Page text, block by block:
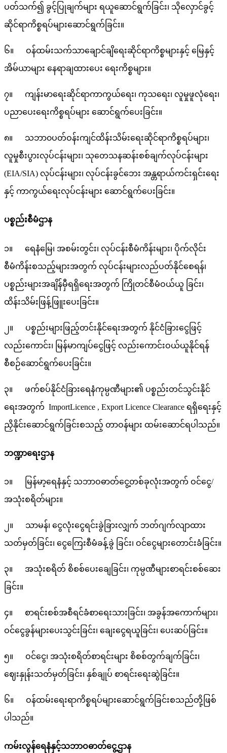
ပတ်သက်၍ ခွင့်ပြုချက်များ ရယူဆောင်ရွက်ခြင်း၊ သိုလှောင်ခွင့်
ဆိုင်ရာကိစ္စရပ်များဆောင်ရွက်ခြင်း။
၆။ ဝန်ထမ်းသက်သာချောင်ချိရေးဆိုင်ရာကိစ္စများနှင့် မြေနှင့်
အိမ်ယာများ နေရာချထားပေး ရေးကိစ္စများ။
၇။ ကျန်းမာရေးဆိုင်ရာကာကွယ်ရေး၊ ကုသရေး၊ လူမှုဖူလုံရေး၊
ပညာပေးရေးကိစ္စရပ်များ ဆောင်ရွက်ပေးခြင်း။
၈။ သဘာ၀ပတ်ဝန်းကျင်ထိန်းသိမ်းရေးဆိုင်ရာကိစ္စရပ်များ၊
လူမှုစီးပွားလုပ်ငန်းများ၊ သုတေသနဆန်းစစ်ချက်လုပ်ငန်းများ
(EIA/SIA) လုပ်ငန်းများ၊ လုပ်ငန်းခွင်ဘေး အန္တရာယ်ကင်းရှင်းရေး
နှင့် ကာကွယ်ရေးလုပ်ငန်းများ ဆောင်ရွက်ပေးခြင်း။
ပစ္စည်းစီမံဌာန
၁။ ရေနံမြေ၊ အစမ်းတွင်း၊ လုပ်ငန်းစီမံကိန်းများ၊ ပိုက်လိုင်း
စီမံကိန်းစသည့်များအတွက် လုပ်ငန်းများလည်ပတ်နိုင်စေရန်၊
ပစ္စည်းများအချိန်မှီရရှိရေးအတွက် ကြိုတင်စီမံဝယ်ယူ ခြင်း၊
ထိန်းသိမ်းဖြန့်ဖြူးပေးခြင်း။
၂။ ပစ္စည်းများဖြည့်တင်းနိုင်ရေးအတွက် နိုင်ငံခြားငွေဖြင့်
လည်းကောင်း၊ မြန်မာကျပ်ငွေဖြင့် လည်းကောင်းဝယ်ယူနိုင်ရန်
စီစဉ်ဆောင်ရွက်ပေးခြင်း။
၃။ ဖက်စပ်နိုင်ငံခြားရေနံကုမ္ပဏီများ၏ ပစ္စည်းတင်သွင်းနိုင်
ရေးအတွက် ImportLicence , Export Licence Clearance ရရှိရေးနှင့်
ညှိနိုင်းဆောင်ရွက်ခြင်းစသည့် တာဝန်များ ထမ်းဆောင်ရပါသည်။
ဘဏ္ဍာရေးဌာန
၁။ မြန်မာ့ရေနံနှင့် သဘာဝဓာတ်ငွေ့တစ်ခုလုံးအတွက် ဝင်ငွေ/
အသုံးစရိတ်များ။
၂။ သာမန်၊ ငွေလုံးငွေရင်းခွဲခြားလျှက် ဘတ်ဂျက်လျာထား
သတ်မှတ်ခြင်း၊ ငွေကြေးစီမံခန့်ခွဲ ခြင်း၊ ဝင်ငွေများတောင်းခံခြင်း။
၃။ အသုံးစရိတ် စိစစ်ပေးချေခြင်း၊ ကုမ္ပဏီများစာရင်းစစ်ဆေး
ခြင်း။
၄။ စာရင်းစစ်အစီရင်ခံစာရေးသားခြင်း၊ အခွန်အကောက်များ၊
ဝင်ငွေခွန်များပေးသွင်းခြင်း၊ ချေးငွေရယူခြင်း၊ ပေးဆပ်ခြင်း။
၅။ ဝင်ငွေ၊ အသုံးစရိတ်စာရင်းများ စိစစ်တွက်ချက်ခြင်း၊
ဈေးနှုန်းသတ်မှတ်ခြင်း၊ နှစ်ချုပ် စာရင်းရေးဆွဲခြင်း။
၆။ ဝန်ထမ်းရေးရာကိစ္စရပ်များဆောင်ရွက်ခြင်းစသည်တို့ဖြစ်
ပါသည်။
ကမ်းလွန်ရေနံနှင့်သဘာဝဓာတ်ငွေ့ဌာန